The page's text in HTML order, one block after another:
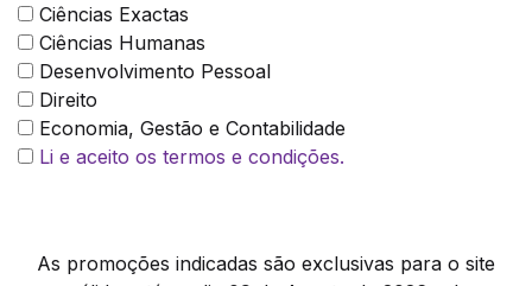
Ciências Exactas
Ciências Humanas
Desenvolvimento Pessoal
Direito
Economia, Gestão e Contabilidade
Li e aceito os termos e condições.
As promoções indicadas são exclusivas para o site